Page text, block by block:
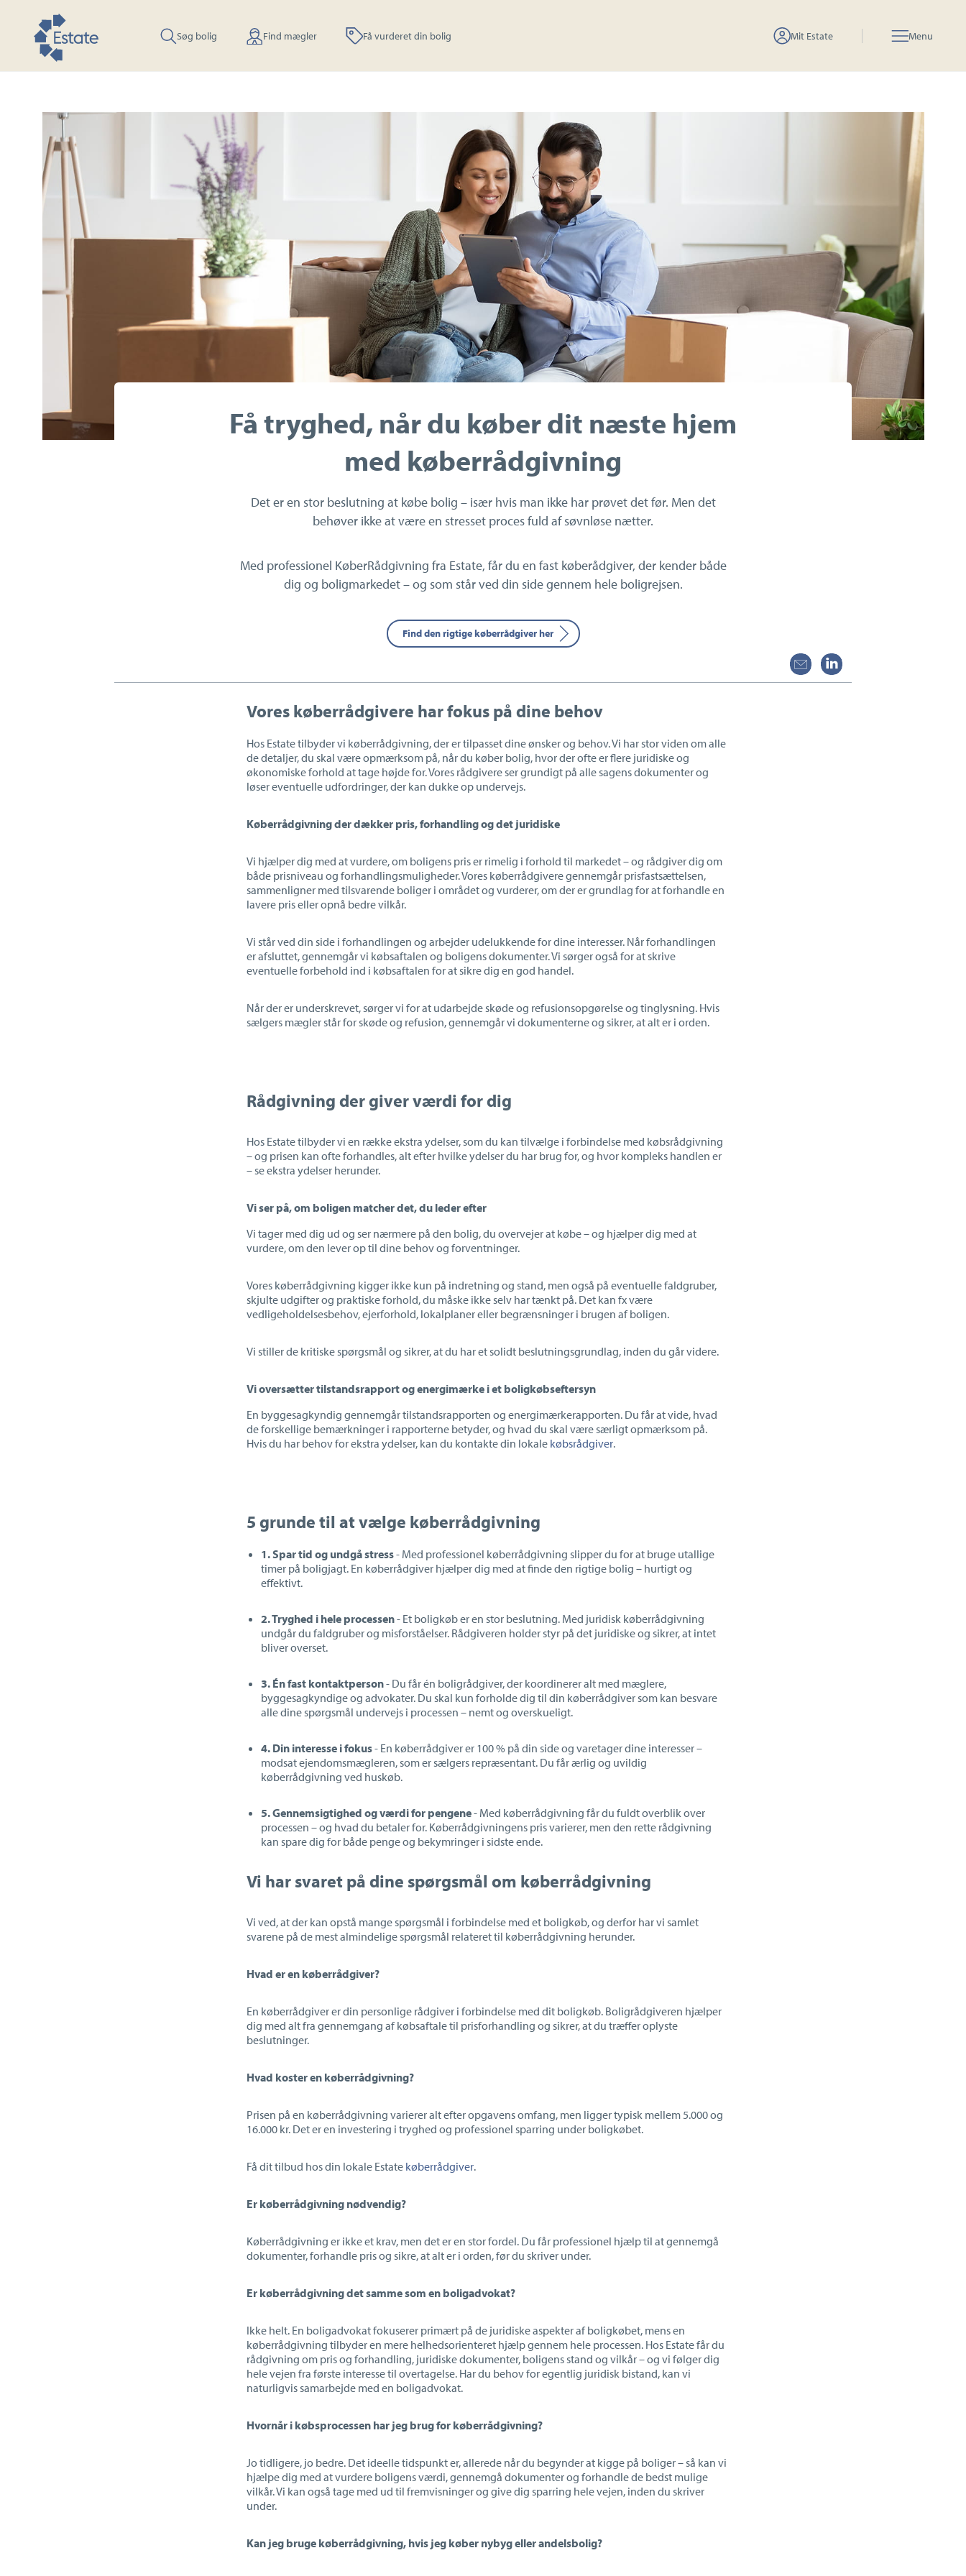
Søg bolig Find mægler Få vurderet din bolig Mit Estate Menu
Få tryghed, når du køber dit næste hjem
med køberrådgivning
Det er en stor beslutning at købe bolig – især hvis man ikke har prøvet det før. Men det
behøver ikke at være en stresset proces fuld af søvnløse nætter.
Med professionel KøberRådgivning fra Estate, får du en fast køberådgiver, der kender både
dig og boligmarkedet – og som står ved din side gennem hele boligrejsen.
Find den rigtige køberrådgiver her
Vores køberrådgivere har fokus på dine behov
Hos Estate tilbyder vi køberrådgivning, der er tilpasset dine ønsker og behov. Vi har stor viden om alle
de detaljer, du skal være opmærksom på, når du køber bolig, hvor der ofte er flere juridiske og
økonomiske forhold at tage højde for. Vores rådgivere ser grundigt på alle sagens dokumenter og
løser eventuelle udfordringer, der kan dukke op undervejs.
Køberrådgivning der dækker pris, forhandling og det juridiske
Vi hjælper dig med at vurdere, om boligens pris er rimelig i forhold til markedet– og rådgiver dig om
både prisniveau og forhandlingsmuligheder. Vores køberrådgivere gennemgår prisfastsættelsen,
sammenligner med tilsvarende boliger i området og vurderer, om der er grundlag for at forhandle en
lavere pris eller opnå bedre vilkår.
Vi står ved din side i forhandlingen og arbejder udelukkende for dine interesser. Når forhandlingen
er afsluttet, gennemgår vi købsaftalen og boligens dokumenter. Vi sørger også for at skrive
eventuelle forbehold ind i købsaftalen for at sikre dig en god handel.
Når der er underskrevet, sørger vi for at udarbejde skøde og refusionsopgørelse og tinglysning. Hvis
sælgers mægler står for skøde og refusion, gennemgår vi dokumenterne og sikrer, at alt er i orden.
Rådgivning der giver værdi for dig
Hos Estate tilbyder vi en række ekstra ydelser, som du kan tilvælge i forbindelse med købsrådgivning
– og prisen kan ofte forhandles, alt efter hvilke ydelser du har brug for, og hvor kompleks handlen er
– se ekstra ydelser herunder.
Vi ser på, om boligen matcher det, du leder efter
Vi tager med dig ud og ser nærmere på den bolig, du overvejer at købe– og hjælper dig med at
vurdere, om den lever op til dine behov og forventninger.
Vores køberrådgivning kigger ikke kun på indretning og stand, men også på eventuelle faldgruber,
skjulte udgifter og praktiske forhold, du måske ikke selv har tænkt på. Det kan fx være
vedligeholdelsesbehov, ejerforhold, lokalplaner eller begrænsninger i brugen af boligen.
Vi stiller de kritiske spørgsmål og sikrer, at du har et solidt beslutningsgrundlag, inden du går videre.
Vi oversætter tilstandsrapport og energimærke i et boligkøbseftersyn
En byggesagkyndig gennemgår tilstandsrapporten og energimærkerapporten. Du får at vide, hvad
de forskellige bemærkninger i rapporterne betyder, og hvad du skal være særligt opmærksom på.
Hvis du har behov for ekstra ydelser, kan du kontakte din lokale købsrådgiver.
5 grunde til at vælge køberrådgivning
1. Spar tid og undgå stress- Med professionel køberrådgivning slipper du for at bruge utallige
timer på boligjagt. En køberrådgiver hjælper dig med at finde den rigtige bolig – hurtigt og
effektivt.
2. Tryghed i hele processen- Et boligkøb er en stor beslutning. Med juridisk køberrådgivning
undgår du faldgruber og misforståelser. Rådgiveren holder styr på det juridiske og sikrer, at intet
bliver overset.
3. Én fast kontaktperson- Du får én boligrådgiver, der koordinerer alt med mæglere,
byggesagkyndige og advokater. Du skal kun forholde dig til din køberrådgiver som kan besvare
alle dine spørgsmål undervejs i processen – nemt og overskueligt.
4. Din interesse i fokus- En køberrådgiver er 100 % på din side og varetager dine interesser–
modsat ejendomsmægleren, som er sælgers repræsentant. Du får ærlig og uvildig
køberrådgivning ved huskøb.
5. Gennemsigtighed og værdi for pengene- Med køberrådgivning får du fuldt overblik over
processen – og hvad du betaler for. Køberrådgivningens pris varierer, men den rette rådgivning
kan spare dig for både penge og bekymringer i sidste ende.
Vi har svaret på dine spørgsmål om køberrådgivning
Vi ved, at der kan opstå mange spørgsmål i forbindelse med et boligkøb, og derfor har vi samlet
svarene på de mest almindelige spørgsmål relateret til køberrådgivning herunder.
Hvad er en køberrådgiver?
En køberrådgiver er din personlige rådgiver i forbindelse med dit boligkøb. Boligrådgiveren hjælper
dig med alt fra gennemgang af købsaftale til prisforhandling og sikrer, at du træffer oplyste
beslutninger.
Hvad koster en køberrådgivning?
Prisen på en køberrådgivning varierer alt efter opgavens omfang, men ligger typisk mellem 5.000 og
16.000 kr. Det er en investering i tryghed og professionel sparring under boligkøbet.
Få dit tilbud hos din lokale Estate køberrådgiver.
Er køberrådgivning nødvendig?
Køberrådgivning er ikke et krav, men det er en stor fordel. Du får professionel hjælp til at gennemgå
dokumenter, forhandle pris og sikre, at alt er i orden, før du skriver under.
Er køberrådgivning det samme som en boligadvokat?
Ikke helt. En boligadvokat fokuserer primært på de juridiske aspekter af boligkøbet, mens en
køberrådgivning tilbyder en mere helhedsorienteret hjælp gennem hele processen. Hos Estate får du
rådgivning om pris og forhandling, juridiske dokumenter, boligens stand og vilkår– og vi følger dig
hele vejen fra første interesse til overtagelse. Har du behov for egentlig juridisk bistand, kan vi
naturligvis samarbejde med en boligadvokat.
Hvornår i købsprocessen har jeg brug for køberrådgivning?
Jo tidligere, jo bedre. Det ideelle tidspunkt er, allerede når du begynder at kigge på boliger– så kan vi
hjælpe dig med at vurdere boligens værdi, gennemgå dokumenter og forhandle de bedst mulige
vilkår. Vi kan også tage med ud til fremvisninger og give dig sparring hele vejen, inden du skriver
under.
Kan jeg bruge køberrådgivning, hvis jeg køber nybyg eller andelsbolig?